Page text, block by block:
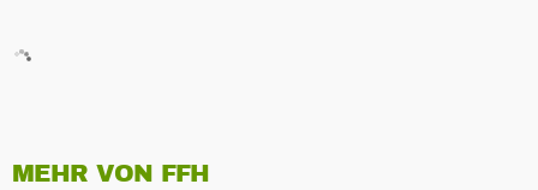
MEHR VON FFH